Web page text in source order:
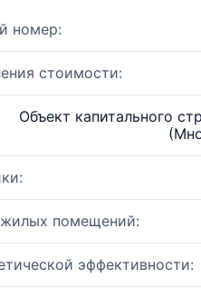
номер:
стоимости:
Объект капитального
жилых помещений:
эффективности: